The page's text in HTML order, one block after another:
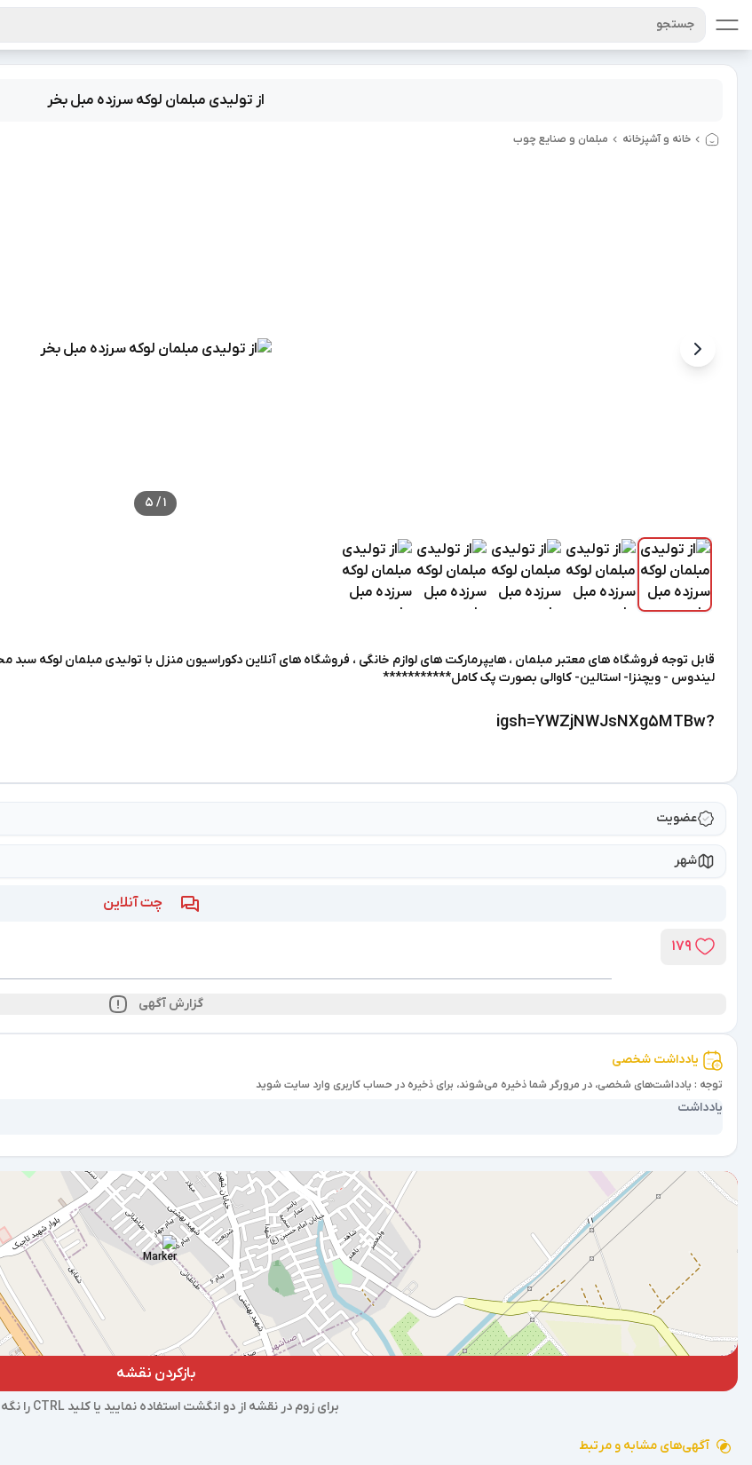
جستجو
از تولیدی مبلمان لوکه سرزده مبل بخر
خانه و آشپزخانه مبلمان و صنایع چوب
1
/
5
قابل توجه فروشگاه های معتبر مبلمان ، هایپرمارکت های لوازم خانگی ، فروشگاه های آنلاین دکوراسیون منزل با تولیدی مبلمان لوکه
لیندوس - ویچنزا- استالین- کاوالی بصورت پک کامل***********
?igsh=YWZjNWJsNXg5MTBw
عضویت
شهر
گزارش آگهی
یادداشت شخصی
توجه : یادداشت‌های شخصی، در مرورگر شما ذخیره می‌شوند، برای ذخیره در حساب کاربری وارد سایت شوید
بازکردن نقشه
برای زوم در نقشه از دو انگشت استفاده نمایید یا کلید CTRL را نگه دارید
آگهی‌های مشابه و مرتبط